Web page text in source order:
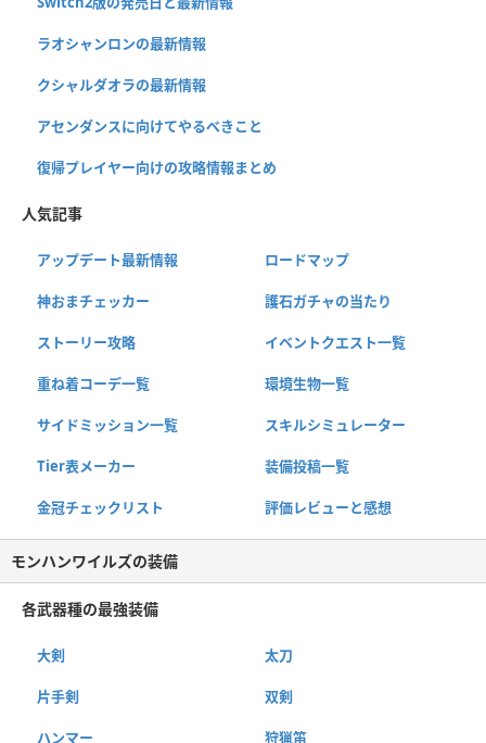
ラオシャンロンの最新情報
クシャルダオラの最新情報
アセンダンスに向けてやるべきこと
復帰プレイヤー向けの攻略情報まとめ
人気記事
アップデート最新情報 ロードマップ
神おまチェッカー 護石ガチャの当たり
ストーリー攻略 イベントクエスト一覧
重ね着コーデ一覧 環境生物一覧
サイドミッション一覧 スキルシミュレーター
Tier表メーカー 装備投稿一覧
金冠チェックリスト 評価レビューと感想
モンハンワイルズの装備
各武器種の最強装備
大剣 太刀
片手剣 双剣
ハンマー 狩猟笛